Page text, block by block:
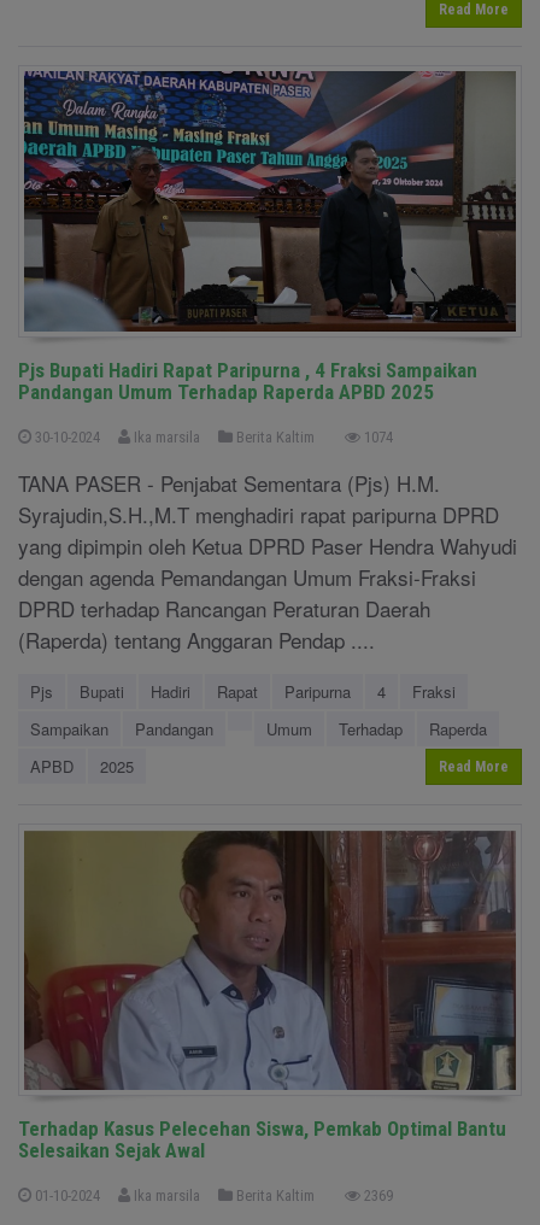
Read More
Pjs Bupati Hadiri Rapat Paripurna , 4 Fraksi Sampaikan
Pandangan Umum Terhadap Raperda APBD 2025
30-10-2024 Ika marsila Berita Kaltim 1074
TANA PASER - Penjabat Sementara (Pjs) H.M.
Syrajudin,S.H.,M.T menghadiri rapat paripurna DPRD
yang dipimpin oleh Ketua DPRD Paser Hendra Wahyudi
dengan agenda Pemandangan Umum Fraksi-Fraksi
DPRD terhadap Rancangan Peraturan Daerah
(Raperda) tentang Anggaran Pendap ....
Pjs Bupati Hadiri Rapat Paripurna 4
Fraksi
Sampaikan
Pandangan Umum Terhadap
Raperda
APBD
2025 Read More
Terhadap Kasus Pelecehan Siswa, Pemkab Optimal Bantu
Selesaikan Sejak Awal
01-10-2024 Ika marsila Berita Kaltim 2369